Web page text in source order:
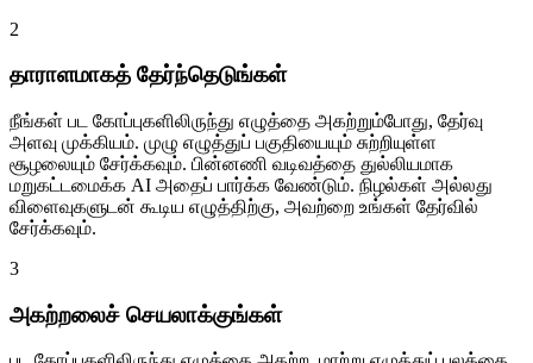
2
தாராளமாகத் தேர்ந்தெடுங்கள்
நீங்கள் பட கோப்புகளிலிருந்து எழுத்தை அகற்றும்போது, தேர்வு
அளவு முக்கியம். முழு எழுத்துப் பகுதியையும் சுற்றியுள்ள
சூழலையும் சேர்க்கவும். பின்னணி வடிவத்தை துல்லியமாக
மறுகட்டமைக்க AI அதைப் பார்க்க வேண்டும். நிழல்கள் அல்லது
விளைவுகளுடன் கூடிய எழுத்திற்கு, அவற்றை உங்கள் தேர்வில்
சேர்க்கவும்.
3
அகற்றலைச் செயலாக்குங்கள்